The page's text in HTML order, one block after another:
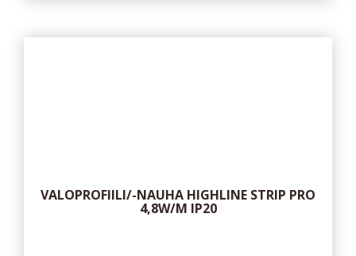
VALOPROFIILI/-NAUHA HIGHLINE STRIP PRO
4,8W/M IP20